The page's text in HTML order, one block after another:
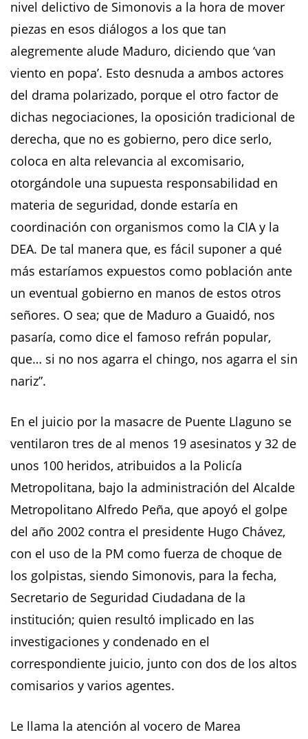
nivel delictivo de Simonovis a la hora de mover
piezas en esos diálogos a los que tan
alegremente alude Maduro, diciendo que ‘van
viento en popa’. Esto desnuda a ambos actores
del drama polarizado, porque el otro factor de
dichas negociaciones, la oposición tradicional de
derecha, que no es gobierno, pero dice serlo,
coloca en alta relevancia al excomisario,
otorgándole una supuesta responsabilidad en
materia de seguridad, donde estaría en
coordinación con organismos como la CIA y la
DEA. De tal manera que, es fácil suponer a qué
más estaríamos expuestos como población ante
un eventual gobierno en manos de estos otros
señores. O sea; que de Maduro a Guaidó, nos
pasaría, como dice el famoso refrán popular,
que… si no nos agarra el chingo, nos agarra el sin
nariz”.
En el juicio por la masacre de Puente Llaguno se
ventilaron tres de al menos 19 asesinatos y 32 de
unos 100 heridos, atribuidos a la Policía
Metropolitana, bajo la administración del Alcalde
Metropolitano Alfredo Peña, que apoyó el golpe
del año 2002 contra el presidente Hugo Chávez,
con el uso de la PM como fuerza de choque de
los golpistas, siendo Simonovis, para la fecha,
Secretario de Seguridad Ciudadana de la
institución; quien resultó implicado en las
investigaciones y condenado en el
correspondiente juicio, junto con dos de los altos
comisarios y varios agentes.
Le llama la atención al vocero de Marea